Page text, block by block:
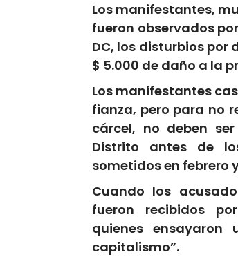
Los manifestantes,
fueron observados
DC, los disturbios por
$ 5.000 de daño a la
Los manifestantes
fianza, pero para no
cárcel, no deben
Distrito antes de
sometidos en febrero
Cuando los
fueron recibidos
quienes
capitalismo”.